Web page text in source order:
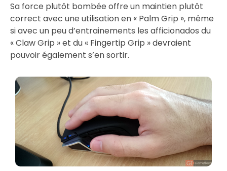
Sa force plutôt bombée offre un maintien plutôt
correct avec une utilisation en « Palm Grip », même
si avec un peu d’entrainements les afficionados du
« Claw Grip » et du « Fingertip Grip » devraient
pouvoir également s’en sortir.